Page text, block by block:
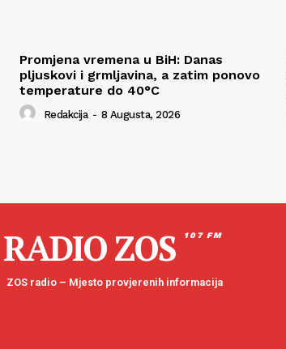
Promjena vremena u BiH: Danas
pljuskovi i grmljavina, a zatim ponovo
temperature do 40°C
Redakcija - 8 Augusta, 2026
RADIO ZOS 107 FM
ZOS radio – Mjesto provjerenih informacija